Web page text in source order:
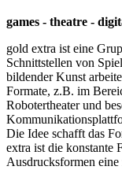
games - theatre -
gold extra ist eine
Schnittstellen von
bildender Kunst
Formate, z.B. im
Robotertheater und
Die Idee schafft das
extra ist die konstante
Ausdrucksformen